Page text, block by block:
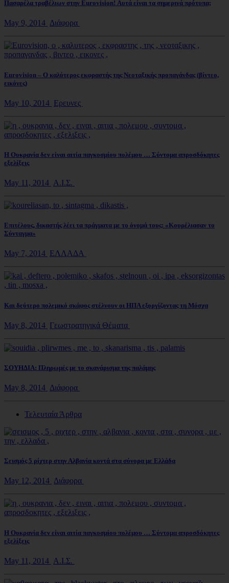
Πασαρέλα τραβέλιων στην Eurovision! Αυτά είναι τα σημερινά πρότυπα;
May 9, 2014 Διάφορα
Eurovision – Ο καλύτερος εκφραστής της Νεοταξικής προπαγάνδας (βίντεο,
εικόνες)
May 10, 2014 Ερευνες
Η Ουκρανία δεν είναι αιτία παγκοσμίου πολέμου … Σύντομα απροσδόκητες
εξελίξεις
May 11, 2014 Α.Ι.Σ.
Επιτέλους, δικαστής λέει τα πράγματα με το όνομά τους: «Κουρέλιασαν το
Σύνταγμα»
May 7, 2014 ΕΛΛΑΔΑ
Και δεύτερο πολεμικό σκάφος στέλνουν οι ΗΠΑ εξοργίζοντας τη Μόσχα
May 8, 2014 Γεωστρατηγικά Θέματα
ΣΟΥΗΔΙΑ: Πληρωμές με το σκανάρισμα της παλάμης
May 8, 2014 Διάφορα
Τελευταία Άρθρα
Σεισμός 5 ρίχτερ στην Αλβανία κοντά στα σύνορα με Ελλάδα
May 12, 2014 Διάφορα
Η Ουκρανία δεν είναι αιτία παγκοσμίου πολέμου … Σύντομα απροσδόκητες
εξελίξεις
May 11, 2014 Α.Ι.Σ.